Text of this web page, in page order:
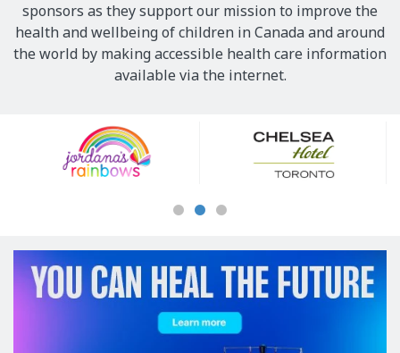
sponsors as they support our mission to improve the
health and wellbeing of children in Canada and around
the world by making accessible health care information
available via the internet.
Sponsors